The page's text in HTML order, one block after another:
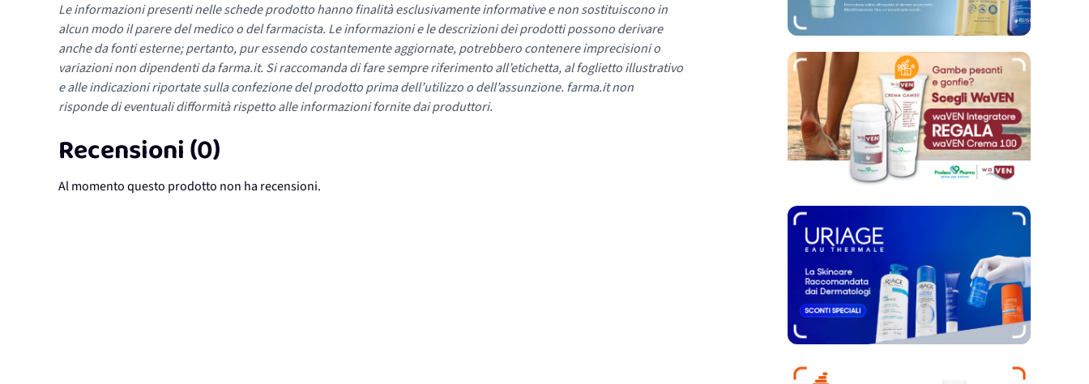
Le informazioni presenti nelle schede prodotto hanno finalità esclusivamente informative e non sostituiscono in
alcun modo il parere del medico o del farmacista. Le informazioni e le descrizioni dei prodotti possono derivare
anche da fonti esterne; pertanto, pur essendo costantemente aggiornate, potrebbero contenere imprecisioni o
variazioni non dipendenti da farma.it. Si raccomanda di fare sempre riferimento all’etichetta, al foglietto illustrativo
e alle indicazioni riportate sulla confezione del prodotto prima dell’utilizzo o dell’assunzione. farma.it non
risponde di eventuali difformità rispetto alle informazioni fornite dai produttori.
Recensioni (0)
Al momento questo prodotto non ha recensioni.